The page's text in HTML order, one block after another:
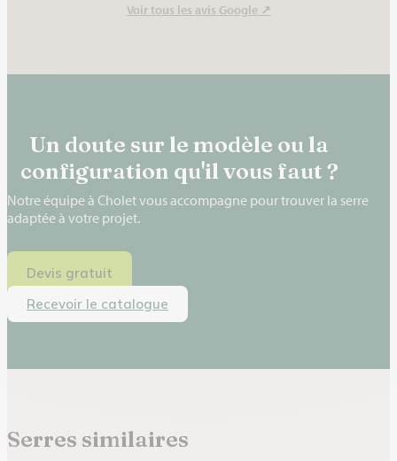
Voir tous les avis Google ↗
Un doute sur le modèle ou la
configuration qu'il vous faut ?
Notre équipe à Cholet vous accompagne pour trouver la serre
adaptée à votre projet.
Devis gratuit
Recevoir le catalogue
Serres similaires